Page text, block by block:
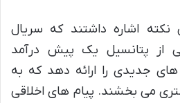
نکته اشاره داشتند که سریال
از پتانسیل یک پیش درآمد
جدیدی را ارائه دهد که به
می بخشند. پیام های اخلاقی